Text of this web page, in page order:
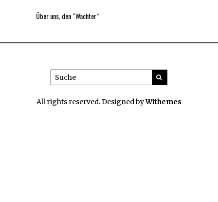
Über uns, den “Wächter”
All rights reserved. Designed byWithemes